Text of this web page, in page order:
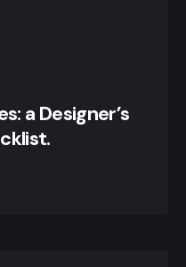
a Designer’s